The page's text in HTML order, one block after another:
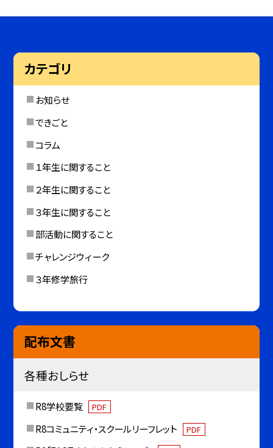
カテゴリ
お知らせ
できごと
コラム
１年生に関すること
２年生に関すること
３年生に関すること
部活動に関すること
チャレンジウィーク
３年修学旅行
配布文書
各種おしらせ
R8学校要覧 PDF
R8コミュニティ・スクールリーフレット PDF